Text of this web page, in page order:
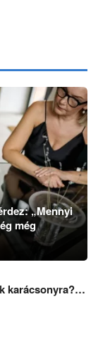
„Mennyi
még
karácsonyra?…